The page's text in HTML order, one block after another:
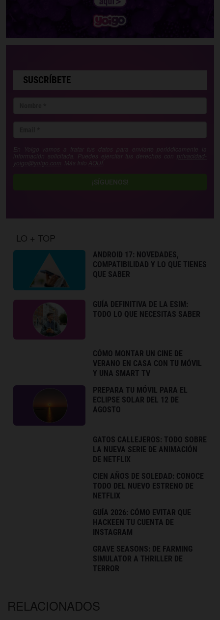
SUSCRÍBETE
En Yoigo vamos a tratar tus datos para enviarte periódicamente la
información solicitada. Puedes ejercitar tus derechos con privacidad-
yoigo@yoigo.com . Más Info AQUÍ
¡SÍGUENOS!
LO + TOP
ANDROID 17: NOVEDADES,
COMPATIBILIDAD Y LO QUE TIENES
QUE SABER
GUÍA DEFINITIVA DE LA ESIM:
TODO LO QUE NECESITAS SABER
CÓMO MONTAR UN CINE DE
VERANO EN CASA CON TU MÓVIL
Y UNA SMART TV
PREPARA TU MÓVIL PARA EL
ECLIPSE SOLAR DEL 12 DE
AGOSTO
GATOS CALLEJEROS: TODO SOBRE
LA NUEVA SERIE DE ANIMACIÓN
DE NETFLIX
CIEN AÑOS DE SOLEDAD: CONOCE
TODO DEL NUEVO ESTRENO DE
NETFLIX
GUÍA 2026: CÓMO EVITAR QUE
HACKEEN TU CUENTA DE
INSTAGRAM
GRAVE SEASONS: DE FARMING
SIMULATOR A THRILLER DE
TERROR
RELACIONADOS